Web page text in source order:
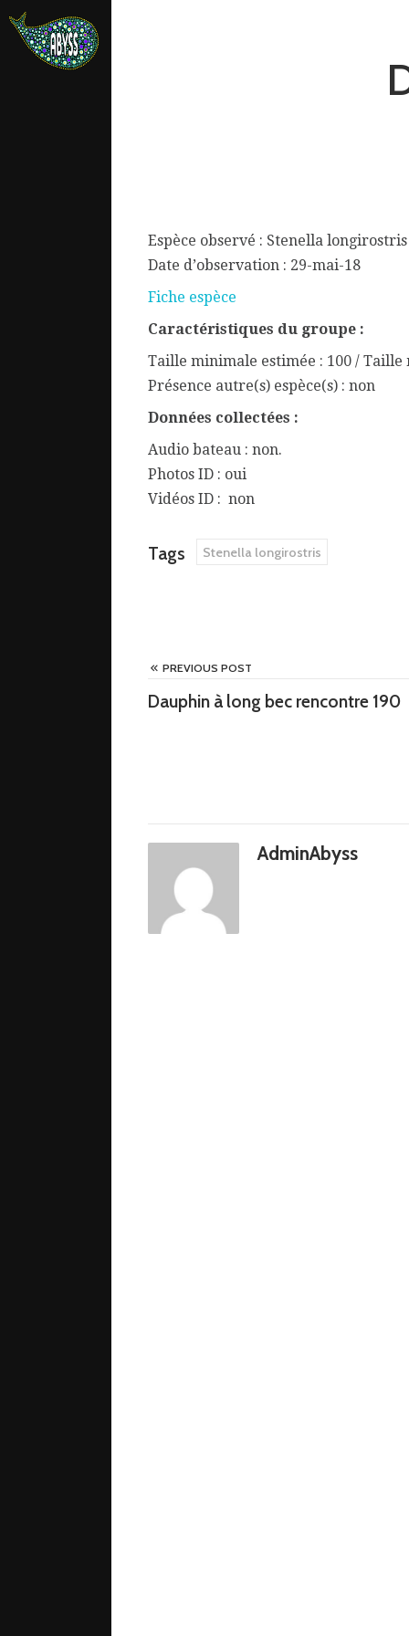
Espèce observé : Stenella longirostris
Date d’observation : 29-mai-18
Fiche espèce
Caractéristiques du groupe :
Taille minimale estimée : 100 / Taille
Présence autre(s) espèce(s) : non
Données collectées :
Audio bateau : non.
Photos ID : oui
Vidéos ID : non
Tags Stenella longirostris
PREVIOUS POST
Dauphin à long bec rencontre 190
AdminAbyss